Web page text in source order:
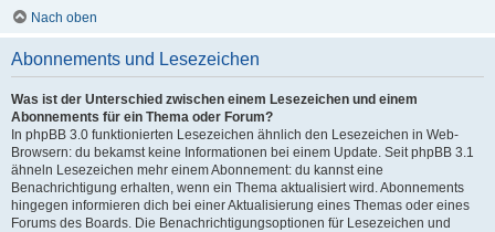
Nach oben
Abonnements und Lesezeichen
Was ist der Unterschied zwischen einem Lesezeichen und einem
Abonnements für ein Thema oder Forum?
In phpBB 3.0 funktionierten Lesezeichen ähnlich den Lesezeichen in Web-
Browsern: du bekamst keine Informationen bei einem Update. Seit phpBB 3.1
ähneln Lesezeichen mehr einem Abonnement: du kannst eine
Benachrichtigung erhalten, wenn ein Thema aktualisiert wird. Abonnements
hingegen informieren dich bei einer Aktualisierung eines Themas oder eines
Forums des Boards. Die Benachrichtigungsoptionen für Lesezeichen und